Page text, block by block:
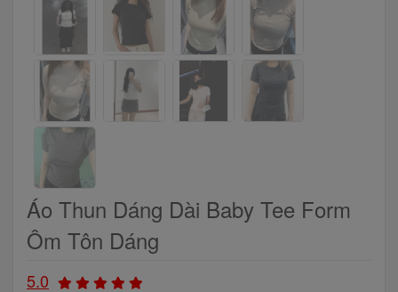
Áo Thun Dáng Dài Baby Tee Form
Ôm Tôn Dáng
5.0